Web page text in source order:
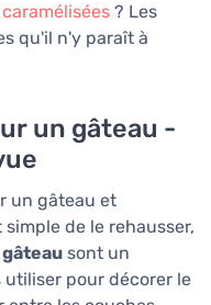
? Les
qu'il n'y paraît à
un gâteau -
un gâteau et
de le rehausser,
sont un
utiliser pour décorer le